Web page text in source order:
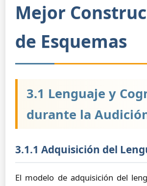
Mejor
de Esquemas
3.1 Lenguaje y
durante la
3.1.1 Adquisición del
El modelo de adquisición del